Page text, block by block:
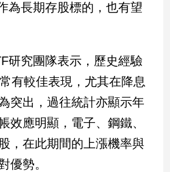
為長期存股標的，也有望
研究團隊表示，歷史經驗
有較佳表現，尤其在降息
突出，過往統計亦顯示年
效應明顯，電子、鋼鐵、
，在此期間的上漲機率與
優勢。